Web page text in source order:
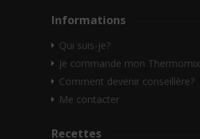
Informations
Qui suis-je?
Je commande mon Thermomix
Comment devenir conseillère?
Me contacter
Recettes